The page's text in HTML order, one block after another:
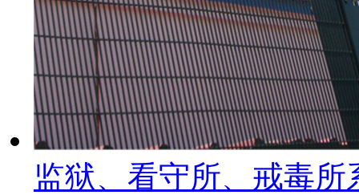
监狱、看守所、戒毒所